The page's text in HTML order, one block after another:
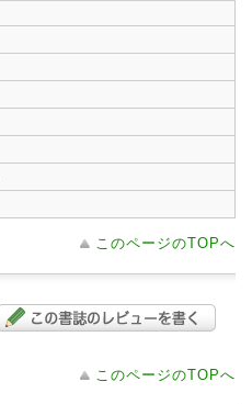
このページのTOPへ
このページのTOPへ